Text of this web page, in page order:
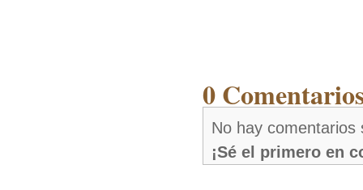
0
No hay comentarios
¡Sé el primero en